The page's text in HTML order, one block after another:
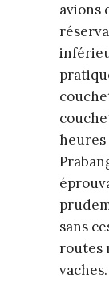
avions
sans
routes